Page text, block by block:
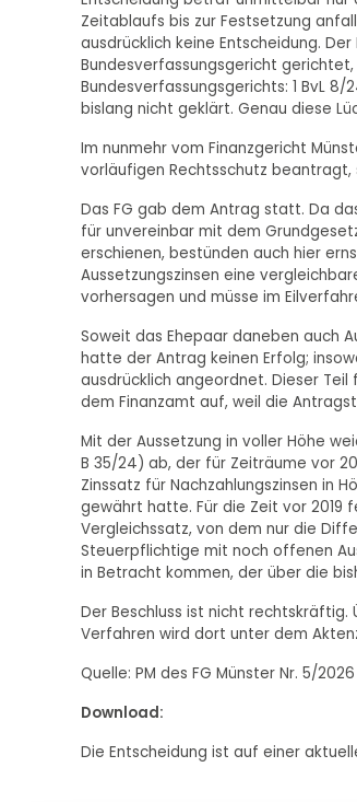
Zeitablaufs bis zur Festsetzung
ausdrücklich keine Entscheidung.
Bundesverfassungsgericht gerichtet,
Bundesverfassungsgerichts: 1 BvL
bislang nicht geklärt. Genau diese
Im nunmehr vom Finanzgericht
vorläufigen Rechtsschutz beantragt,
Das FG gab dem Antrag statt. Da
für unvereinbar mit dem
erschienen, bestünden auch hier
Aussetzungszinsen eine
vorhersagen und müsse im
Soweit das Ehepaar daneben auch
hatte der Antrag keinen Erfolg;
ausdrücklich angeordnet. Dieser
dem Finanzamt auf, weil die
Mit der Aussetzung in voller Höhe
B 35/24) ab, der für Zeiträume vor
Zinssatz für Nachzahlungszinsen in
gewährt hatte. Für die Zeit vor 2019
Vergleichssatz, von dem nur die
Steuerpflichtige mit noch offenen
in Betracht kommen, der über die
Der Beschluss ist nicht
Verfahren wird dort unter dem
Quelle: PM des FG Münster Nr. 5/
Download:
Die Entscheidung ist auf einer